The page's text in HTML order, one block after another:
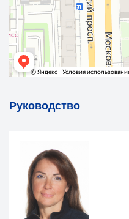
Руководство